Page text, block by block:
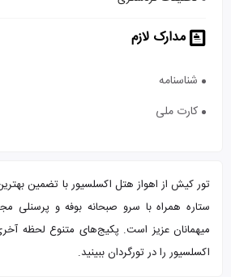
مدارک لازم
شناسنامه
کارت ملی
ستاره همراه با سرو صبحانه بوفه و پرسنلی
میهمانان عزیز است. پکیج‌های متنوع لحظه
اکسلسیور را در تورگردان ببینید.